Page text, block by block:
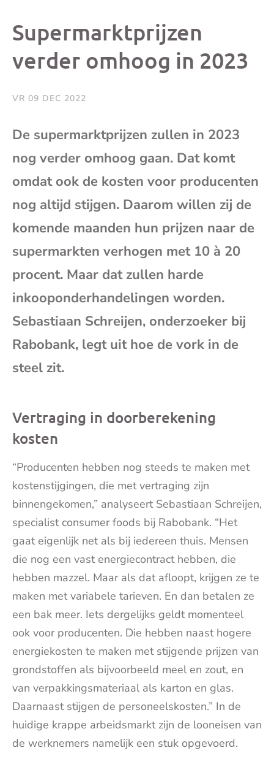
berichtberichtbericht
Supermarktprijzen
verder omhoog in 2023
VR 09 DEC 2022
De supermarktprijzen zullen in 2023
nog verder omhoog gaan. Dat komt
omdat ook de kosten voor producenten
nog altijd stijgen. Daarom willen zij de
komende maanden hun prijzen naar de
supermarkten verhogen met 10 à 20
procent. Maar dat zullen harde
inkooponderhandelingen worden.
Sebastiaan Schreijen, onderzoeker bij
Rabobank, legt uit hoe de vork in de
steel zit.
Vertraging in doorberekening
kosten
“Producenten hebben nog steeds te maken met
kostenstijgingen, die met vertraging zijn
binnengekomen,” analyseert Sebastiaan Schreijen,
specialist consumer foods bij Rabobank. “Het
gaat eigenlijk net als bij iedereen thuis. Mensen
die nog een vast energiecontract hebben, die
hebben mazzel. Maar als dat afloopt, krijgen ze te
maken met variabele tarieven. En dan betalen ze
een bak meer. Iets dergelijks geldt momenteel
ook voor producenten. Die hebben naast hogere
energiekosten te maken met stijgende prijzen van
grondstoffen als bijvoorbeeld meel en zout, en
van verpakkingsmateriaal als karton en glas.
Daarnaast stijgen de personeelskosten.” In de
huidige krappe arbeidsmarkt zijn de looneisen van
de werknemers namelijk een stuk opgevoerd.